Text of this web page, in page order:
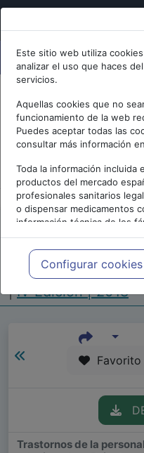
Este sitio web utiliza
analizar el uso que haces
servicios.
Aquellas cookies que no
funcionamiento de la web
Puedes aceptar todas las
consultar más información
Toda la información incluida
productos del mercado
profesionales sanitarios
o dispensar medicamentos
información técnica de los
meramente informativo,
profesionales facultados
cada caso concreto, el
necesidades del paciente.
Configurar cookies
Repositorio de
Internacional de
|IV Edición | 2018
Favorito
Trastornos de la